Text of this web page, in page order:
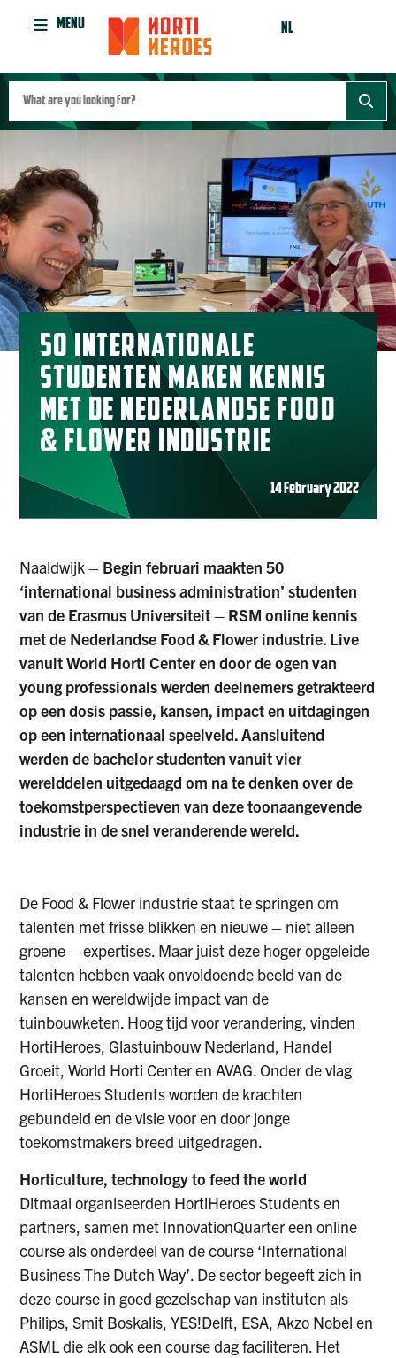
MENU NL
50 INTERNATIONALE
STUDENTEN MAKEN KENNIS
MET DE NEDERLANDSE FOOD
& FLOWER INDUSTRIE
14 February 2022
Naaldwijk – Begin februari maakten 50
‘international business administration’ studenten
van de Erasmus Universiteit – RSM online kennis
met de Nederlandse Food & Flower industrie. Live
vanuit World Horti Center en door de ogen van
young professionals werden deelnemers getrakteerd
op een dosis passie, kansen, impact en uitdagingen
op een internationaal speelveld. Aansluitend
werden de bachelor studenten vanuit vier
werelddelen uitgedaagd om na te denken over de
toekomstperspectieven van deze toonaangevende
industrie in de snel veranderende wereld.
De Food & Flower industrie staat te springen om
talenten met frisse blikken en nieuwe – niet alleen
groene – expertises. Maar juist deze hoger opgeleide
talenten hebben vaak onvoldoende beeld van de
kansen en wereldwijde impact van de
tuinbouwketen. Hoog tijd voor verandering, vinden
HortiHeroes, Glastuinbouw Nederland, Handel
Groeit, World Horti Center en AVAG. Onder de vlag
HortiHeroes Students worden de krachten
gebundeld en de visie voor en door jonge
toekomstmakers breed uitgedragen.
Horticulture, technology to feed the world
Ditmaal organiseerden HortiHeroes Students en
partners, samen met InnovationQuarter een online
course als onderdeel van de course ‘International
Business The Dutch Way’. De sector begeeft zich in
deze course in goed gezelschap van instituten als
Philips, Smit Boskalis, YES!Delft, ESA, Akzo Nobel en
ASML die elk ook een course dag faciliteren. Het